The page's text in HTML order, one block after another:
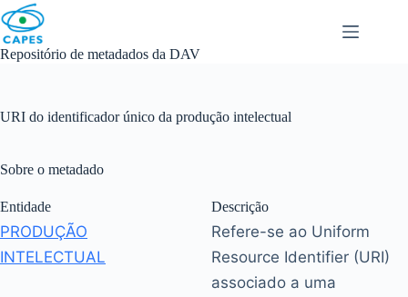
Skip
to
content
Repositório de metadados da DAV
URI do identificador único da produção intelectual
Sobre o metadado
Entidade
PRODUÇÃO
INTELECTUAL
Descrição
Refere-se ao Uniform
Resource Identifier (URI)
associado a uma